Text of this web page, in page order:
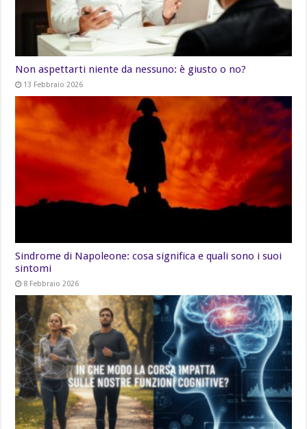
Non aspettarti niente da nessuno: è giusto o no?
13 Febbraio 2026
Sindrome di Napoleone: cosa significa e quali sono i suoi
sintomi
8 Febbraio 2026